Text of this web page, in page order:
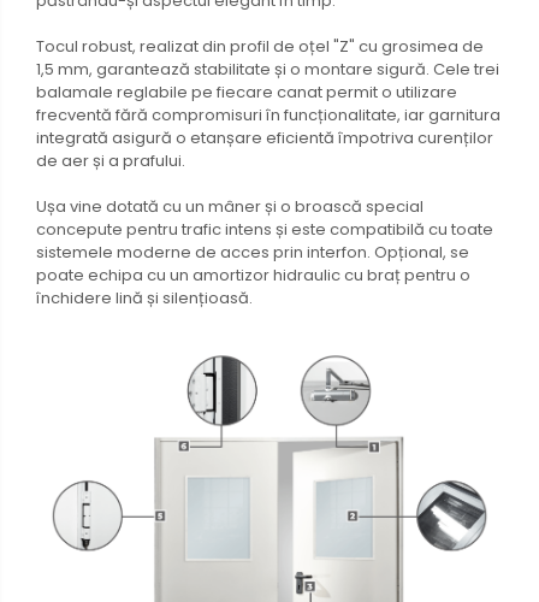
Tocul robust, realizat din profil de oțel "Z" cu grosimea de
1,5 mm, garantează stabilitate și o montare sigură. Cele trei
balamale reglabile pe fiecare canat permit o utilizare
frecventă fără compromisuri în funcționalitate, iar garnitura
integrată asigură o etanșare eficientă împotriva curenților
de aer și a prafului.
Ușa vine dotată cu un mâner și o broască special
concepute pentru trafic intens și este compatibilă cu toate
sistemele moderne de acces prin interfon. Opțional, se
poate echipa cu un amortizor hidraulic cu braț pentru o
închidere lină și silențioasă.